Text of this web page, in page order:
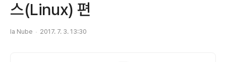
스(Linux) 편
la Nube 2017. 7. 3. 13:30